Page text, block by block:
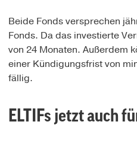
Beide Fonds versprechen
Fonds. Da das investierte
von 24 Monaten. Außerdem
einer Kündigungsfrist von
fällig.
ELTIFs jetzt auch